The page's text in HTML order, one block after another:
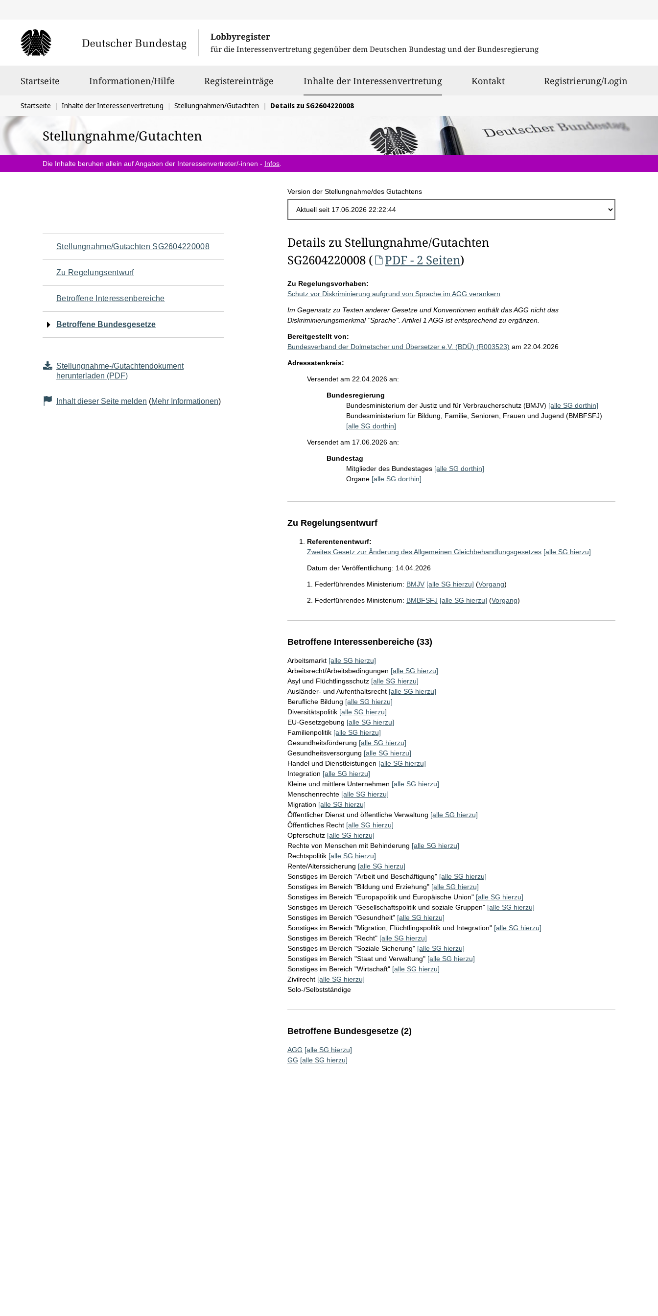
Lobbyregister
für die Interessenvertretung gegenüber dem Deutschen Bundestag und der Bundesregierung
Startseite Informationen/Hilfe Registereinträge Inhalte der Interessenvertretungausgewählt
Kontakt Registrierung/Login
Sie
befinden
sich
hier:
Startseite Inhalte der Interessenvertretung Stellungnahmen/Gutachten Details zu SG2604220008
Stellungnahme/Gutachten
Die Inhalte beruhen allein auf Angaben der Interessenvertreter/-innen - Infos
Version der Stellungnahme/des Gutachtens
Navigation
für
den
Seiteninhalt
Stellungnahme/Gutachten SG2604220008
Zu Regelungsentwurf
Betroffene Interessenbereiche
Betroffene Bundesgesetze
Stellungnahme-/Gutachtendokument
herunterladen (PDF)
Inhalt dieser Seite melden (Mehr Informationen)
Details zu Stellungnahme/Gutachten
SG2604220008 (
PDF - 2 Seiten)
Zu Regelungsvorhaben:
Schutz vor Diskriminierung aufgrund von Sprache im AGG verankern
Im Gegensatz zu Texten anderer Gesetze und Konventionen enthält das AGG nicht das
Diskriminierungsmerkmal "Sprache". Artikel 1 AGG ist entsprechend zu ergänzen.
Bereitgestellt von:
Bundesverband der Dolmetscher und Übersetzer e.V. (BDÜ) (R003523) am 22.04.2026
Adressatenkreis:
Versendet am 22.04.2026 an:
Bundesregierung
Bundesministerium der Justiz und für Verbraucherschutz (BMJV) [alle SG dorthin]
Bundesministerium für Bildung, Familie, Senioren, Frauen und Jugend (BMBFSFJ)
[alle SG dorthin]
Versendet am 17.06.2026 an:
Bundestag
Mitglieder des Bundestages [alle SG dorthin]
Organe [alle SG dorthin]
Zu Regelungsentwurf
Referentenentwurf:
Zweites Gesetz zur Änderung des Allgemeinen Gleichbehandlungsgesetzes [alle SG hierzu]
Datum der Veröffentlichung: 14.04.2026
1. Federführendes Ministerium: BMJV [alle SG hierzu] (Vorgang)
2. Federführendes Ministerium: BMBFSFJ [alle SG hierzu] (Vorgang)
Betroffene Interessenbereiche (33)
Arbeitsmarkt [alle SG hierzu]
Arbeitsrecht/Arbeitsbedingungen [alle SG hierzu]
Asyl und Flüchtlingsschutz [alle SG hierzu]
Ausländer- und Aufenthaltsrecht [alle SG hierzu]
Berufliche Bildung [alle SG hierzu]
Diversitätspolitik [alle SG hierzu]
EU-Gesetzgebung [alle SG hierzu]
Familienpolitik [alle SG hierzu]
Gesundheitsförderung [alle SG hierzu]
Gesundheitsversorgung [alle SG hierzu]
Handel und Dienstleistungen [alle SG hierzu]
Integration [alle SG hierzu]
Kleine und mittlere Unternehmen [alle SG hierzu]
Menschenrechte [alle SG hierzu]
Migration [alle SG hierzu]
Öffentlicher Dienst und öffentliche Verwaltung [alle SG hierzu]
Öffentliches Recht [alle SG hierzu]
Opferschutz [alle SG hierzu]
Rechte von Menschen mit Behinderung [alle SG hierzu]
Rechtspolitik [alle SG hierzu]
Rente/Alterssicherung [alle SG hierzu]
Sonstiges im Bereich "Arbeit und Beschäftigung" [alle SG hierzu]
Sonstiges im Bereich "Bildung und Erziehung" [alle SG hierzu]
Sonstiges im Bereich "Europapolitik und Europäische Union" [alle SG hierzu]
Sonstiges im Bereich "Gesellschaftspolitik und soziale Gruppen" [alle SG hierzu]
Sonstiges im Bereich "Gesundheit" [alle SG hierzu]
Sonstiges im Bereich "Migration, Flüchtlingspolitik und Integration" [alle SG hierzu]
Sonstiges im Bereich "Recht" [alle SG hierzu]
Sonstiges im Bereich "Soziale Sicherung" [alle SG hierzu]
Sonstiges im Bereich "Staat und Verwaltung" [alle SG hierzu]
Sonstiges im Bereich "Wirtschaft" [alle SG hierzu]
Zivilrecht [alle SG hierzu]
Solo-/Selbstständige
Betroffene Bundesgesetze (2)
AGG [alle SG hierzu]
GG [alle SG hierzu]